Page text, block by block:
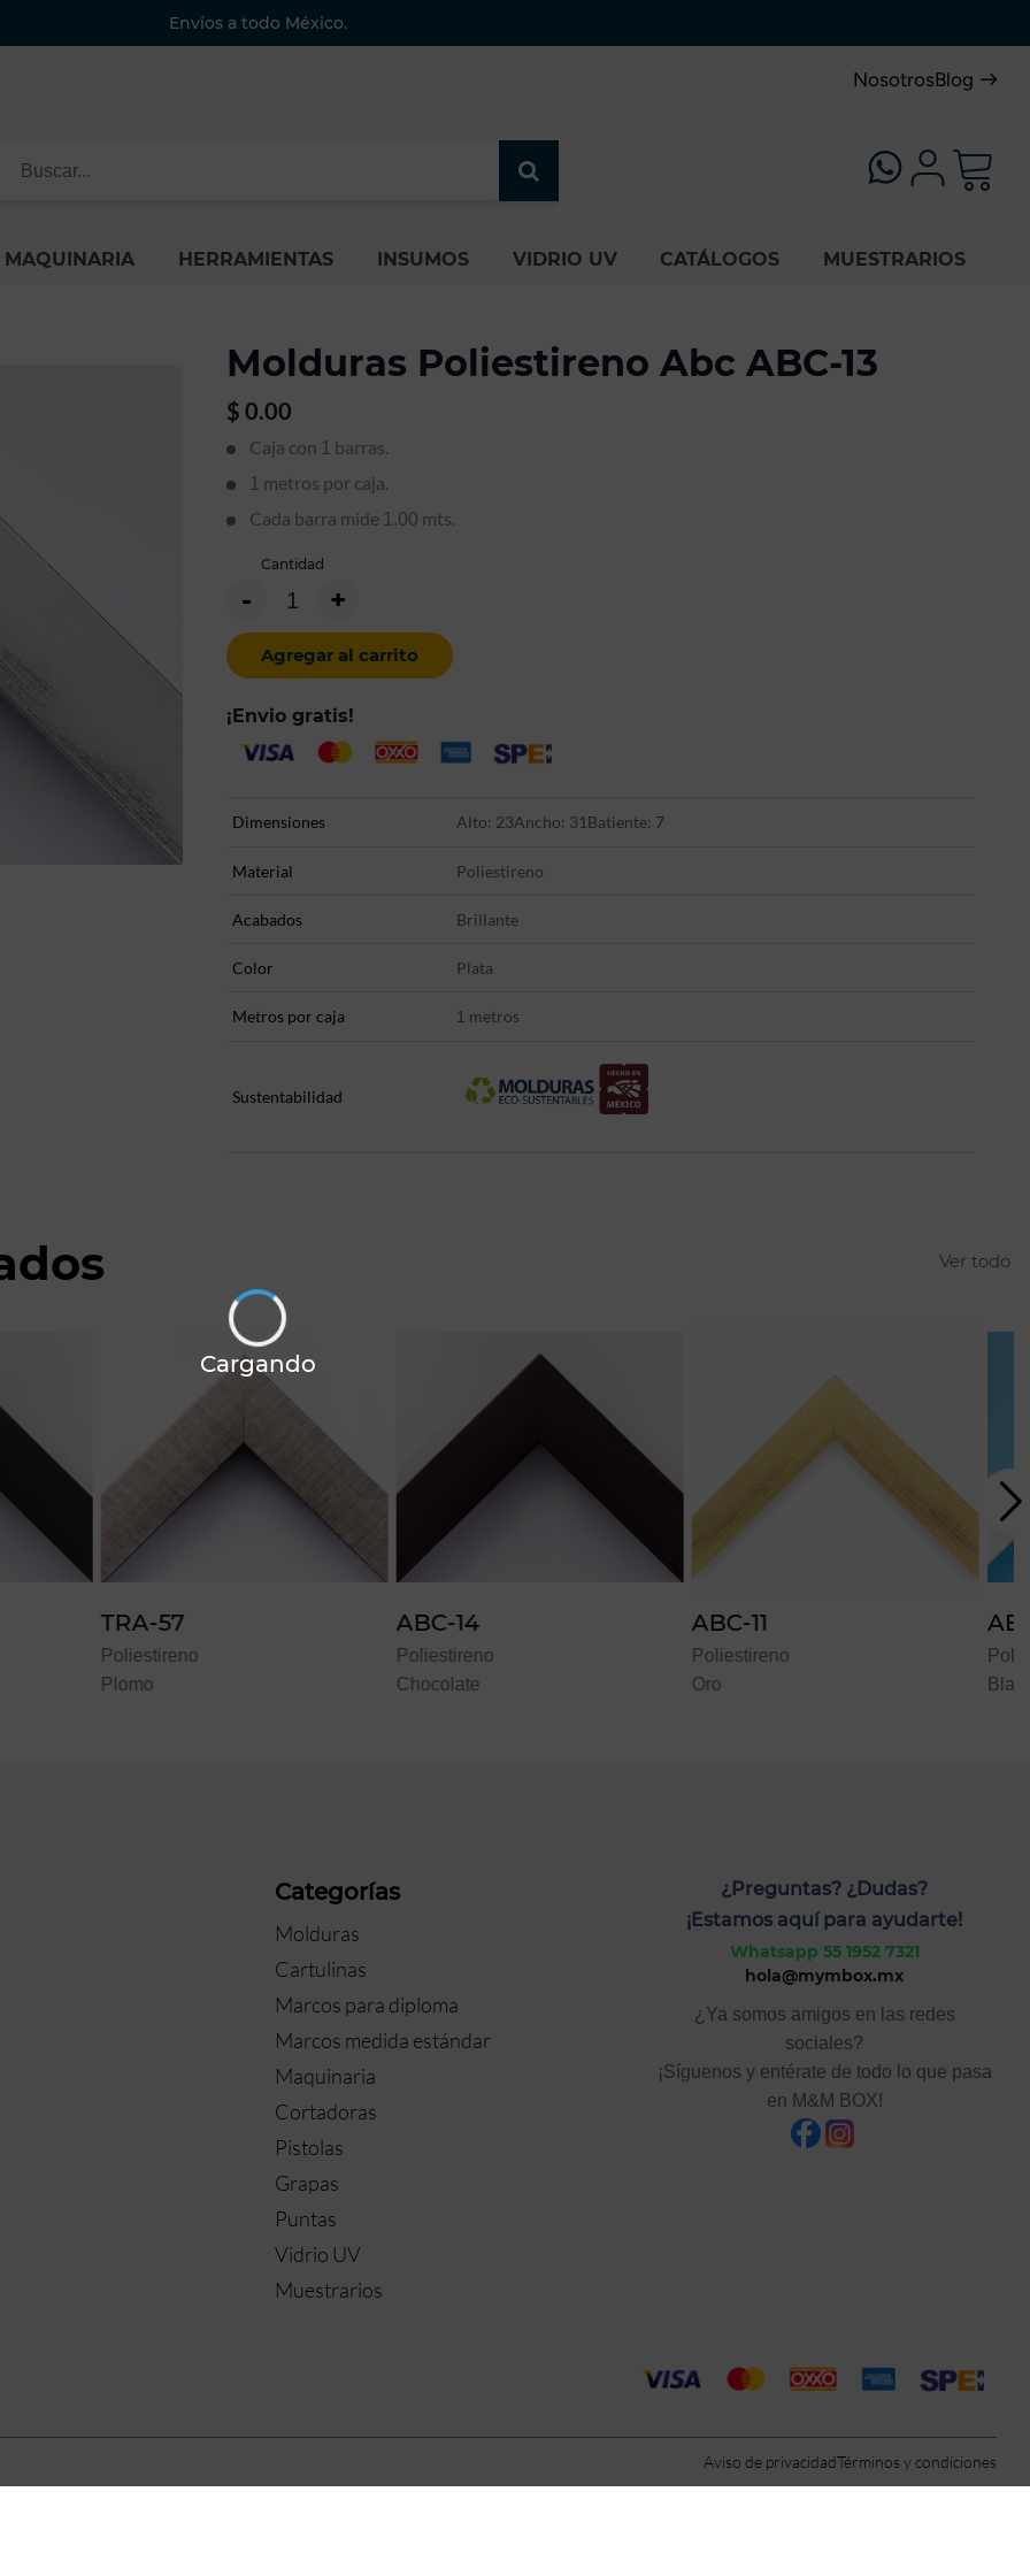
Envíos a todo México.
NosotrosBlog
MAQUINARIA HERRAMIENTAS INSUMOS VIDRIO UV CATÁLOGOS MUESTRARIOS
Molduras Poliestireno Abc ABC-13
$ 0.00
Caja con 1 barras.
1 metros por caja.
Cada barra mide 1.00 mts.
Cantidad
- +
Agregar al carrito
¡Envio gratis!
Dimensiones Alto: 23Ancho: 31 Batiente: 7
Material Poliestireno
Acabados Brillante
Color Plata
Metros por caja 1 metros
Sustentabilidad
Ver todo
ABC-14
Poliestireno
Chocolate
ABC-11
Poliestireno
Oro
ABC-45
Poliestireno
Cargando
Categorías
Molduras
Cartulinas
Marcos para diploma
Marcos medida estándar
Maquinaria
Cortadoras
Pistolas
Grapas
Puntas
Vidrio UV
Muestrarios
¿Preguntas? ¿Dudas?
¡Estamos aquí para ayudarte!
Whatsapp 55 1952 7321
hola@mymbox.mx
¿Ya somos amigos en las redes
sociales?
¡Síguenos y entérate de todo lo que pasa
en M&M BOX!
Aviso de privacidadTérminos y condiciones